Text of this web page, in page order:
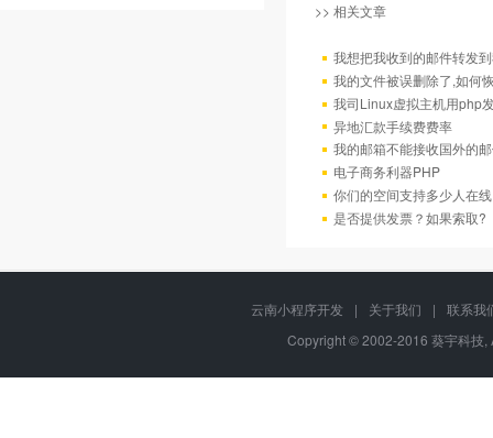
>> 相关文章
我想把我收到的邮件转发
我的文件被误删除了,如何
我司Linux虚拟主机用php
异地汇款手续费费率
我的邮箱不能接收国外的
电子商务利器PHP
你们的空间支持多少人在
是否提供发票？如果索取?
云南小程序开发 | 关于我们 |
联系我
Copyright © 2002-2016 葵宇科